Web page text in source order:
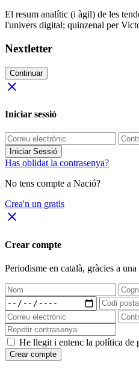
El resum analític (i àgil) de les
l'univers digital; quinzenal per
Nextletter
Continuar
close
Iniciar sessió
Iniciar Sessió
Has oblidat la contrasenya?
No tens compte a Nació?
Crea'n un gratis
close
Crear compte
Periodisme en català, gràcies a
He llegit i entenc la política de
Crear compte